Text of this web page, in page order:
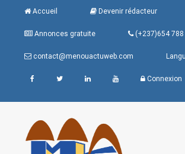
Accueil Devenir rédacteur
Annonces gratuite (+237)654 788
contact@menouactuweb.com
Connexion